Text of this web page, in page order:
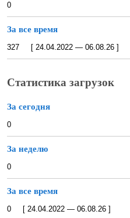
0
За все время
327 [ 24.04.2022 — 06.08.26 ]
Статистика загрузок
За сегодня
0
За неделю
0
За все время
0 [ 24.04.2022 — 06.08.26 ]